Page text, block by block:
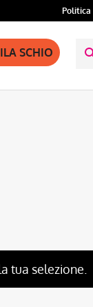
Politica
SCHIO
tua selezione.